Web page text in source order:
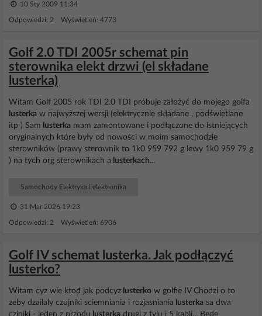
10 Sty 2009 11:34
Odpowiedzi: 2 Wyświetleń: 4773
Golf 2.0 TDI 2005r schemat pin
sterownika elekt drzwi (el składane
lusterka)
Witam Golf 2005 rok TDI 2.0 TDI próbuje założyć do mojego golfa
lusterka w najwyższej wersji (elektrycznie składane , podświetlane
itp ) Sam lusterka mam zamontowane i podłączone do istniejących
oryginalnych które były od nowości w moim samochodzie
sterowników (prawy sterownik to 1k0 959 792 g lewy 1k0 959 79 g
) na tych org sterownikach a lusterkach...
Samochody Elektryka i elektronika
31 Mar 2026 19:23
Odpowiedzi: 2 Wyświetleń: 6906
Golf IV schemat lusterka. Jak podłączyć
lusterko?
Witam cyz wie ktođ jak podcyz lusterko w golfie IV Chodzi o to
zeby dzailaly czujniki sciemniania i rozjasniania lusterka sa dwa
czjniki - jeden z przodu lusterka drugi z tylu i 5 kabli... Bede